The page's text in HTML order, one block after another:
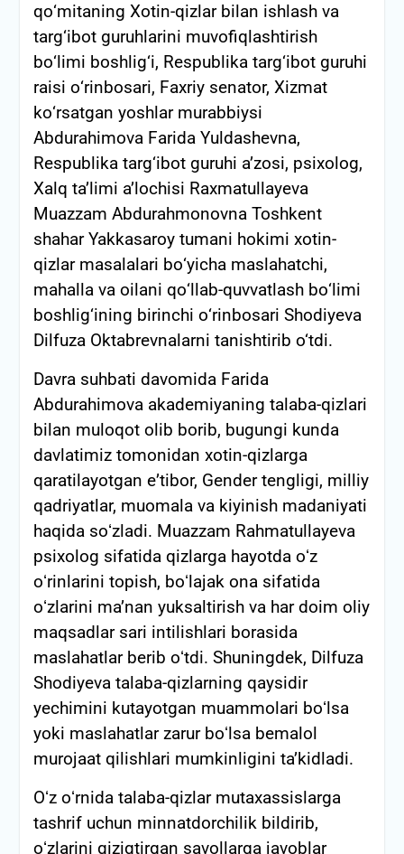
qо‘mitaning Xotin-qizlar bilan ishlash va
targ‘ibot guruhlarini muvofiqlashtirish
bо‘limi boshlig‘i, Respublika targ‘ibot guruhi
raisi о‘rinbosari, Faxriy senator, Xizmat
kо‘rsatgan yoshlar murabbiysi
Abdurahimova Farida Yuldashevna,
Respublika targ‘ibot guruhi a’zosi, psixolog,
Xalq ta’limi a’lochisi Raxmatullayeva
Muazzam Abdurahmonovna Toshkent
shahar Yakkasaroy tumani hokimi xotin-
qizlar masalalari bо‘yicha maslahatchi,
mahalla va oilani qо‘llab-quvvatlash bо‘limi
boshlig‘ining birinchi о‘rinbosari Shodiyeva
Dilfuza Oktabrevnalarni tanishtirib o‘tdi.
Davra suhbati davomida Farida
Abdurahimova akademiyaning talaba-qizlari
bilan muloqot olib borib, bugungi kunda
davlatimiz tomonidan xotin-qizlarga
qaratilayotgan eʼtibor, Gender tengligi, milliy
qadriyatlar, muomala va kiyinish madaniyati
haqida soʻzladi. Muazzam Rahmatullayeva
psixolog sifatida qizlarga hayotda oʻz
oʻrinlarini topish, boʻlajak ona sifatida
oʻzlarini maʼnan yuksaltirish va har doim oliy
maqsadlar sari intilishlari borasida
maslahatlar berib oʻtdi. Shuningdek, Dilfuza
Shodiyeva talaba-qizlarning qaysidir
yechimini kutayotgan muammolari boʻlsa
yoki maslahatlar zarur boʻlsa bemalol
murojaat qilishlari mumkinligini taʼkidladi.
Oʻz oʻrnida talaba-qizlar mutaxassislarga
tashrif uchun minnatdorchilik bildirib,
oʻzlarini qiziqtirgan savollarga javoblar